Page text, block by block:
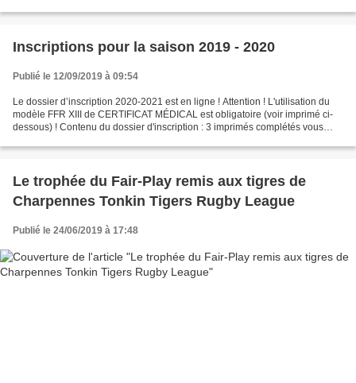
Inscriptions pour la saison 2019 - 2020
Publié le 12/09/2019 à 09:54
Le dossier d’inscription 2020-2021 est en ligne ! Attention ! L'utilisation du
modèle FFR XIII de CERTIFICAT MÉDICAL est obligatoire (voir imprimé ci-
dessous) ! Contenu du dossier d'inscription : 3 imprimés complétés vous
Le trophée du Fair-Play remis aux tigres de
Charpennes Tonkin Tigers Rugby League
Publié le 24/06/2019 à 17:48